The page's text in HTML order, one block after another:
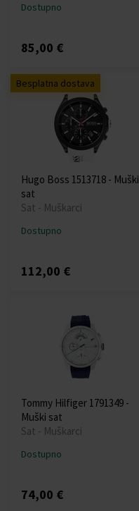
Dostupno
85,00 €
Besplatna dostava
Hugo Boss 1513718 - Muški
sat
Sat - Muškarci
Dostupno
112,00 €
Tommy Hilfiger 1791349 -
Muški sat
Sat - Muškarci
Dostupno
74,00 €